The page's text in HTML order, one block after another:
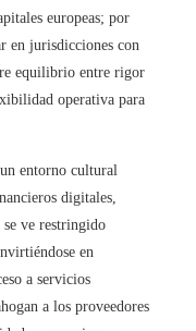
europeas; por
en jurisdicciones con
equilibrio entre rigor
operativa para
entorno cultural
digitales,
ve restringido
en
a servicios
a los proveedores